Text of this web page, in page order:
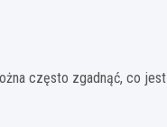
często zgadnąć, co jest